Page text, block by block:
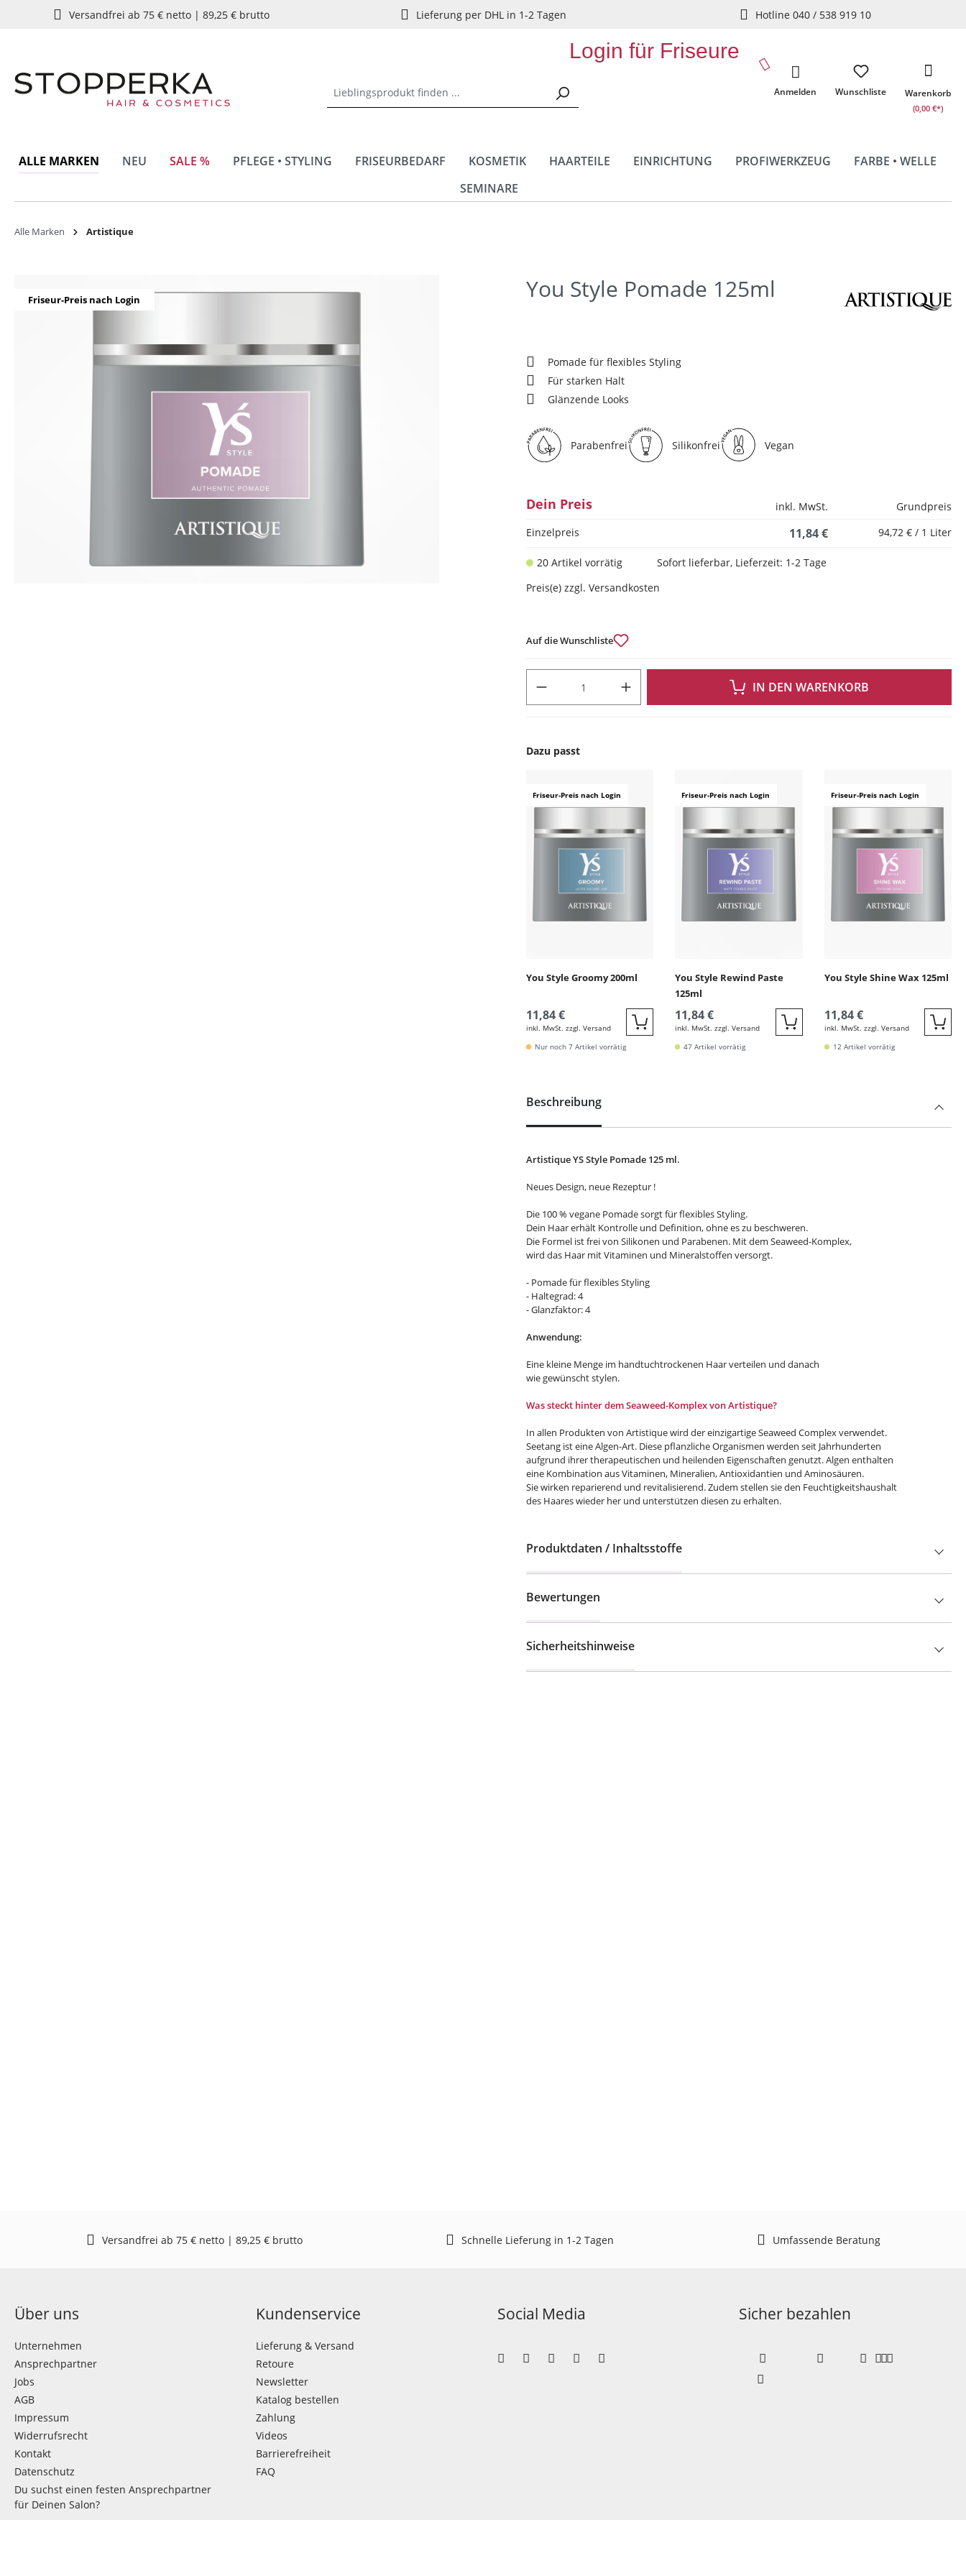
Zur Hauptnavigation springen
Versandfrei ab 75 € netto | 89,25 € brutto Lieferung per DHL in 1-2 Tagen Hotline 040 / 538 919 10
Login für Friseure
Wunschliste
Anmelden Warenkorb
(0,00 €*)
ALLE MARKEN NEU SALE % PFLEGE • STYLING FRISEURBEDARF KOSMETIK HAARTEILE EINRICHTUNG PROFIWERKZEUG
FARBE • WELLE
SEMINARE
Alle Marken Artistique
Friseur-Preis nach Login You Style Pomade 125ml
Pomade für flexibles Styling
Für starken Halt
Glänzende Looks
Parabenfrei Silikonfrei Vegan
Dein Preis inkl. MwSt.
Grundpreis
Einzelpreis
11,84 € 94,72 € / 1 Liter
20 Artikel vorrätig
Sofort lieferbar, Lieferzeit: 1-2 Tage
Preis(e) zzgl. Versandkosten
Auf die Wunschliste
IN DEN WARENKORB
Dazu passt
Friseur-Preis nach Login
You Style Groomy 200ml
11,84 €
inkl. MwSt. zzgl. Versand Quickbuy
Nur noch 7 Artikel vorrätig
Friseur-Preis nach Login
You Style Rewind Paste
125ml
11,84 €
inkl. MwSt. zzgl. Versand Quickbuy
47 Artikel vorrätig
Friseur-Preis nach Login
You Style Shine Wax 125ml
11,84 €
inkl. MwSt. zzgl. Versand
12 Artikel vorrätig
Beschreibung
Artistique YS Style Pomade 125 ml.
Neues Design, neue Rezeptur !
Die 100 % vegane Pomade sorgt für flexibles Styling.
Dein Haar erhält Kontrolle und Definition, ohne es zu beschweren.
Die Formel ist frei von Silikonen und Parabenen. Mit dem Seaweed-Komplex,
wird das Haar mit Vitaminen und Mineralstoffen versorgt.
- Pomade für flexibles Styling
- Haltegrad: 4
- Glanzfaktor: 4
Anwendung:
Eine kleine Menge im handtuchtrockenen Haar verteilen und danach
wie gewünscht stylen.
Was steckt hinter dem Seaweed-Komplex von Artistique?
In allen Produkten von Artistique wird der einzigartige Seaweed Complex verwendet.
Seetang ist eine Algen-Art. Diese pflanzliche Organismen werden seit Jahrhunderten
aufgrund ihrer therapeutischen und heilenden Eigenschaften genutzt. Algen enthalten
eine Kombination aus Vitaminen, Mineralien, Antioxidantien und Aminosäuren.
Sie wirken reparierend und revitalisierend. Zudem stellen sie den Feuchtigkeitshaushalt
des Haares wieder her und unterstützen diesen zu erhalten.
Produktdaten / Inhaltsstoffe
Bewertungen
Sicherheitshinweise
Versandfrei ab 75 € netto | 89,25 € brutto Schnelle Lieferung in 1-2 Tagen Umfassende Beratung
Über uns
Unternehmen
Ansprechpartner
Jobs
AGB
Impressum
Widerrufsrecht
Kontakt
Datenschutz
Du suchst einen festen Ansprechpartner
für Deinen Salon?
Kundenservice
Lieferung & Versand
Retoure
Newsletter
Katalog bestellen
Zahlung
Videos
Barrierefreiheit
FAQ
Social Media Sicher bezahlen